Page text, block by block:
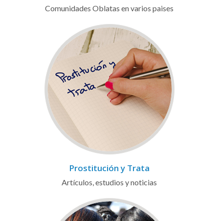
Comunidades Oblatas en varios paises
Prostitución y Trata
Artículos, estudios y noticias